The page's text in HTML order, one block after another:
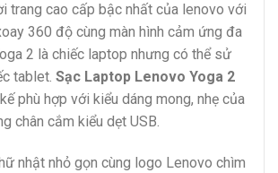
trang cao cấp bậc nhất của lenovo với
360 độ cùng màn hình cảm ứng đa
2 là chiếc laptop nhưng có thể sử
tablet. Sạc Laptop Lenovo Yoga 2
phù hợp với kiểu dáng mong, nhẹ của
chân cắm kiểu dẹt USB.
nhật nhỏ gọn cùng logo Lenovo chìm